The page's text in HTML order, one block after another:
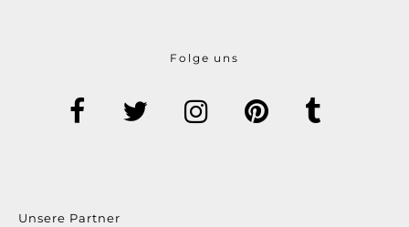
Folge uns
Unsere Partner